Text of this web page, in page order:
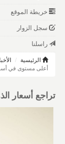
خريطة الموقع
سجل الزوار
راسلنا
الرئيسية
أعلى مستوى في
تراجع أسعار